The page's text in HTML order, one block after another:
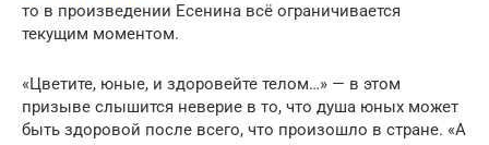
то в произведении Есенина всё ограничивается
текущим моментом.
«Цветите, юные, и здоровейте телом…» — в этом
призыве слышится неверие в то, что душа юных может
быть здоровой после всего, что произошло в стране. «А